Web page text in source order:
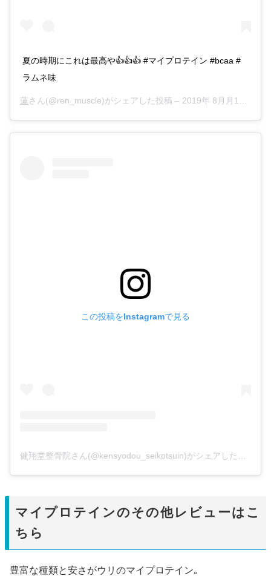
夏の時期にこれは最高や👍👍👍 #マイプロテイン #bcaa #
ラムネ味
蓮さん(@ren_muscle)がシェアした投稿 – 2019年 8月月13日午後11時26分PDT
この投稿をInstagramで見る
マイプロテインのその他レビューはこ
ちら
豊富な種類と安さがウリのマイプロテイン｡